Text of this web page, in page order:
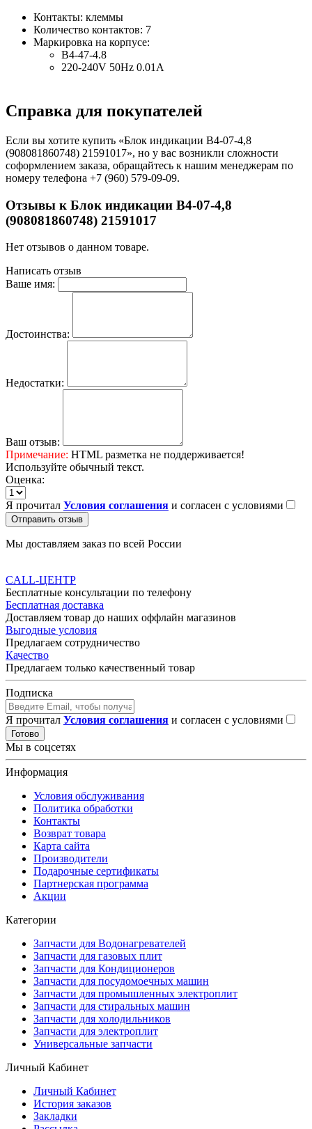
Контакты: клеммы
Количество контактов: 7
Маркировка на корпусе:
B4-47-4.8
220-240V 50Hz 0.01A
Справка для покупателей
Если вы хотите купить «Блок индикации В4-07-4,8
(908081860748) 21591017», но у вас возникли сложности
соформлением заказа, обращайтесь к нашим менеджерам по
номеру телефона +7 (960) 579-09-09.
Отзывы к Блок индикации В4-07-4,8
(908081860748) 21591017
Нет отзывов о данном товаре.
Написать отзыв
Ваше имя:
Достоинства:
Недостатки:
Ваш отзыв:
Примечание: HTML разметка не поддерживается!
Используйте обычный текст.
Оценка:
Я прочитал Условия соглашения и согласен с условиями
Отправить отзыв
Мы доставляем заказ по всей России
CALL-ЦЕНТР
Бесплатные консультации по телефону
Бесплатная доставка
Доставляем товар до наших оффлайн магазинов
Выгодные условия
Предлагаем сотрудничество
Качество
Предлагаем только качественный товар
Подписка
Я прочитал Условия соглашения и согласен с условиями
Готово
Мы в соцсетях
Информация
Условия обслуживания
Политика обработки
Контакты
Возврат товара
Карта сайта
Производители
Подарочные сертификаты
Партнерская программа
Акции
Категории
Запчасти для Водонагревателей
Запчасти для газовых плит
Запчасти для Кондиционеров
Запчасти для посудомоечных машин
Запчасти для промышленных электроплит
Запчасти для стиральных машин
Запчасти для холодильников
Запчасти для электроплит
Универсальные запчасти
Личный Кабинет
Личный Кабинет
История заказов
Закладки